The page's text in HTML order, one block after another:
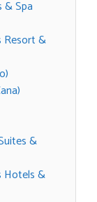
& Spa
Resort &
&
Hotels &